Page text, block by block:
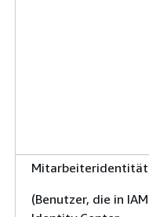
Mitarbeiteridentität
(Benutzer, die in IAM